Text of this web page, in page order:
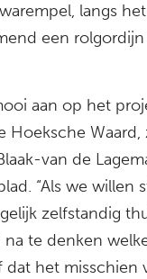
langs
een rolgordijn
aan op het
Hoeksche Waard,
van de
“Als we willen
zelfstandig
te denken
het misschien